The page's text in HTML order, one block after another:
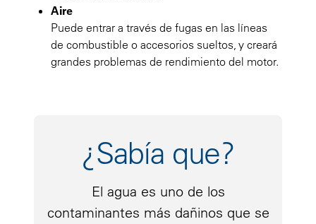
Aire
Puede entrar a través de fugas en las líneas
de combustible o accesorios sueltos, y creará
grandes problemas de rendimiento del motor.
¿Sabía que?
El agua es uno de los
contaminantes más dañinos que se